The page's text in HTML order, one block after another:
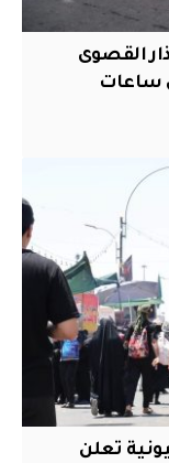
القصوى
ساعات
تعلن